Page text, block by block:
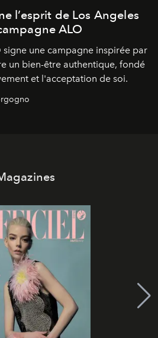
l’esprit de Los Angeles
ALO
signe une campagne inspirée par
un bien-être authentique, fondé
et l'acceptation de soi.